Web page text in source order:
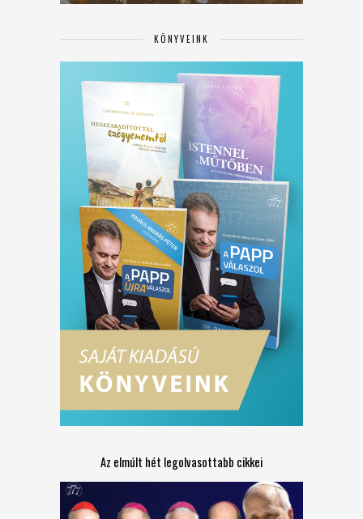
KÖNYVEINK
Az elmúlt hét legolvasottabb cikkei